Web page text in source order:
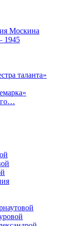
Москина
1945
таланта»
го…